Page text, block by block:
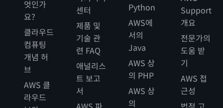
하고 Microsoft SQL Server 데이터베이스 처리 시간을 개
선하여 성능을 향상시켰습니다.
“Amazon FSx가 없었다면 비즈니스 성장에 도움이 되기는
커녕 백업에 매일 몇 시간씩 소비했을 겁니다.”
Steve Coombs, AdvancedMD Senior Site Reliability
Engineer
사례 보기 »
되었습니다. 이는 기존 환경보다 7배 이상 빠른
것입니다. 브랜드 관리자는 아이디어가 있다면
경쟁업체보다 먼저 이를 구현할 수 있습니다.”
스리니바스 얄라만칠리, 디지털 마케팅 서비스 (DMS) 글
로벌 기술 관리자, 유니레버
사례 보기 »
팻 하퍼, 최고 기술 책임자, 카탈리스
Davinci
네덜란드에 본사를 둔 Davinci는 대출 및 모기지 업계를 위
한 소프트웨어 솔루션을 제공합니다.
“IntelliGuard에 처음 왔을 때 IntelliGuard가
Azure에 구축해 놓은 것을 봤는데, AWS에 대해
알고 있는 저로서는 AWS로의 이전을 지지하는
것이 옳다고 생각했습니다. AWS가 Azure보다
완성도가 훨씬 높다고 생각합니다. 당연한 선택
이었죠. 개발자가 인프라에 배포하고, 솔루션을
생성하고, 반복하기가 쉬워야 합니다. Azure에
서 실행할 때는 우리 팀이 이러한 기능을 사용할
수 없었습니다. 예를 들어 SQL이 Microsoft 제
엇인가
요?
클라우드
컴퓨팅
개념 허
브
AWS 클
라우드
센터
제품 및
기술 관
련 FAQ
애널리스
트 보고
서
Python
AWS에
서의
Java
AWS 상
의 PHP
AWS 상
의
Support
개요
전문가의
도움 받
기
AWS 접
근성